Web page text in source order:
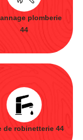
plomberie
44
de robinetterie 44